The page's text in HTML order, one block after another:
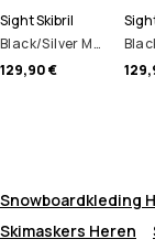
Sight Skibril
Black/Silver Mirror
129,90 €
Snowboardkleding
Skimaskers Heren